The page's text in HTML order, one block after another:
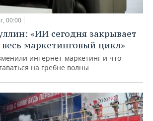
00:00
«ИИ сегодня закрывает
маркетинговый цикл»
интернет-маркетинг и что
на гребне волны